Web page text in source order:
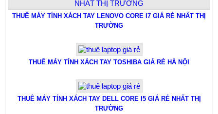
THUÊ MÁY TÍNH XÁCH TAY LENOVO CORE I7 GIÁ RẺ NHẤT THỊ
TRƯỜNG
THUÊ MÁY TÍNH XÁCH TAY TOSHIBA GIÁ RẺ HÀ NỘI
THUÊ MÁY TÍNH XÁCH TAY DELL CORE I5 GIÁ RẺ NHẤT THỊ
TRƯỜNG